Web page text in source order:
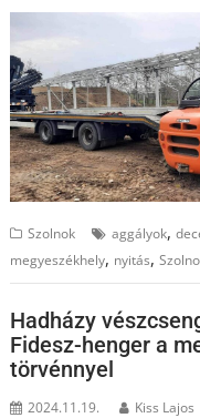
Szolnok aggályok,
megyeszékhely, nyitás,
Hadházy
Fidesz-henger a
törvénnyel
2024.11.19. Kiss Lajos